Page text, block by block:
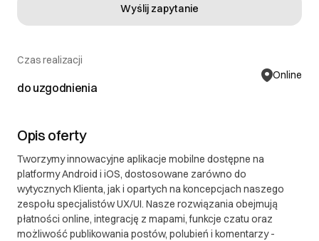
Czas realizacji
do uzgodnienia
Online
Wyślij zapytanie
Opis oferty
Tworzymy innowacyjne aplikacje mobilne dostępne na
platformy Android i iOS, dostosowane zarówno do
wytycznych Klienta, jak i opartych na koncepcjach naszego
zespołu specjalistów UX/UI. Nasze rozwiązania obejmują
płatności online, integrację z mapami, funkcje czatu oraz
możliwość publikowania postów, polubień i komentarzy -